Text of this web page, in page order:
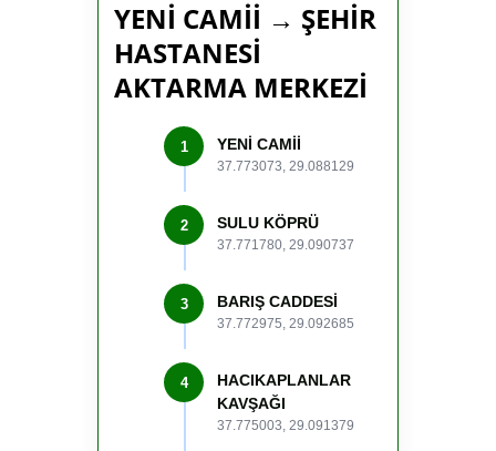
YENİ CAMİİ → ŞEHİR
HASTANESİ
AKTARMA MERKEZİ
1 YENİ CAMİİ
37.773073, 29.088129
2 SULU KÖPRÜ
37.771780, 29.090737
3 BARIŞ CADDESİ
37.772975, 29.092685
4
HACIKAPLANLAR
KAVŞAĞI
37.775003, 29.091379